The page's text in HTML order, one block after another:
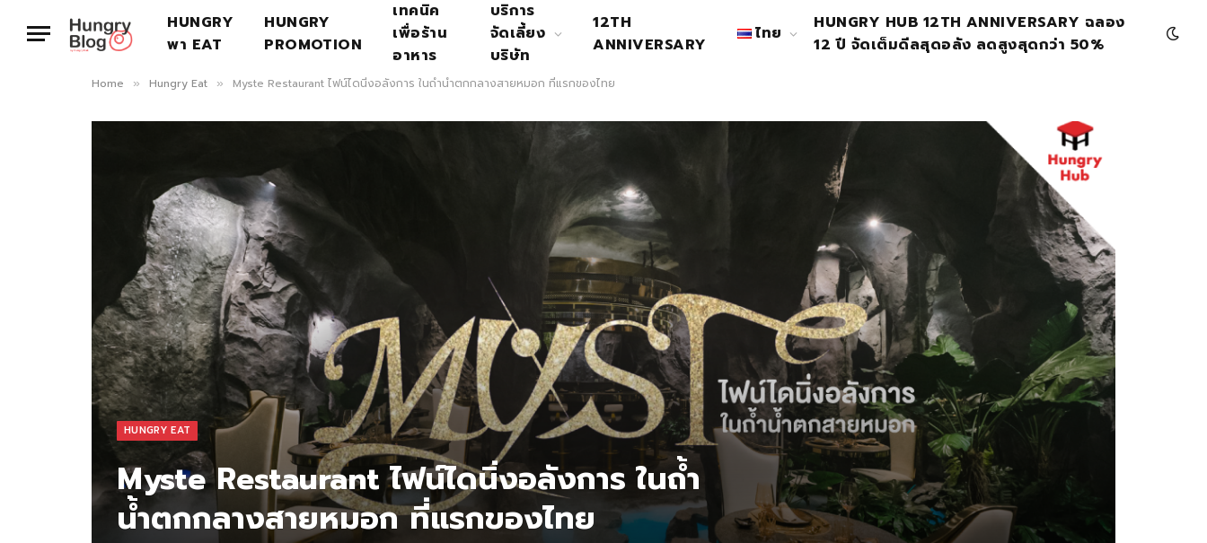
HUNGRY
พา EAT
HUNGRY
PROMOTION
เทคนิค
เพื่อร้าน
อาหาร
บริการ
จัดเลี้ยง
บริษัท
12TH
ANNIVERSARY
ไทย
HUNGRY HUB 12TH ANNIVERSARY ฉลอง
12 ปี จัดเต็มดีลสุดอลัง ลดสูงสุดกว่า 50%
Home » Hungry Eat » Myste Restaurant ไฟน์ไดนิ่งอลังการ ในถ้ำน้ำตกกลางสายหมอก ที่แรกของไทย
HUNGRY EAT
Myste Restaurant ไฟน์ไดนิ่งอลังการ ในถ้ำ
น้ำตกกลางสายหมอก ที่แรกของไทย